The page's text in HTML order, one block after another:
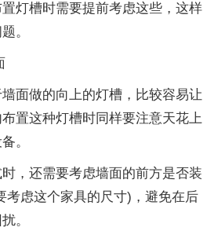
灯槽时需要提前考虑这些，这样
。
面做的向上的灯槽，比较容易让
置这种灯槽时同样要注意天花上
。
，还需要考虑墙面的前方是否装
考虑这个家具的尺寸)，避免在后
。